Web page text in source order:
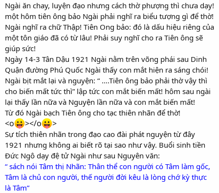
Ngài ăn chay, luyện đạo nhưng cách thờ phượng thì chưa dạy!
một hôm tiên ông bảo Ngài phải nghĩ ra biểu tượng gì để thờ!
Ngài nghĩ ra chữ Thập! Tiên Ong bảo: đó là dấu hiệu riêng của
một tôn giáo đã có từ lâu! Phải suy nghĩ cho ra Tiên ông sẽ
giúp sức!
Ngày 14-3 Tân Dậu 1921 Ngài nằm trên võng phái sau Dinh
Quận đường Phú Quốc Ngài thấy con mắt hiện ra sáng chói!
Ngài bịt mắt lại và nguyện: “ ….Tiên ông bảo phải thờ vậy thì
cho biến mất tức thì” lập tức con mắt biến mất! hôm sau ngài
lại thấy lần nữa và Nguyện lần nữa và con mắt biến mất!
Từ đó Ngài bạch Tiên ông cho tạc thiên nhãn để thờ!
<o ></o >
Sự tích thiên nhãn trong đạo cao đài phát nguyện từ đây
1921 nhưng không ai biết rõ tại sao như vậy. Buổi sinh tiền
Đức Ngô dạy đệ tử Ngài như sau Nguyên văn:
“ sách nói Tâm thị Nhãn: Thân thể con người có Tâm làm gốc,
Tâm là chủ con người, thế người đời kêu là lòng chớ kỳ thực
là Tâm”